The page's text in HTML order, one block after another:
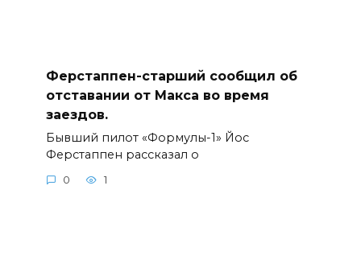
Ферстаппен-старший сообщил об
отставании от Макса во время
заездов.
Бывший пилот «Формулы-1» Йос
Ферстаппен рассказал о
0 1